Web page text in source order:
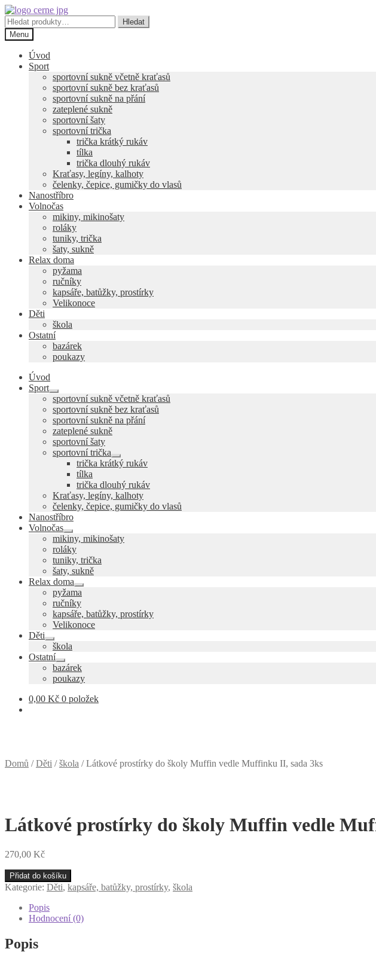
Přeskočit
na
navigaci
Přejít
k
obsahu
webu
Hledat:
Hledat
Menu
Úvod
Sport
sportovní sukně včetně kraťasů
sportovní sukně bez kraťasů
sportovní sukně na přání
zateplené sukně
sportovní šaty
sportovní trička
trička krátký rukáv
tílka
trička dlouhý rukáv
Kraťasy, legíny, kalhoty
čelenky, čepice, gumičky do vlasů
Nanostříbro
Volnočas
mikiny, mikinošaty
roláky
tuniky, trička
šaty, sukně
Relax doma
pyžama
ručníky
kapsáře, batůžky, prostírky
Velikonoce
Děti
škola
Ostatní
bazárek
poukazy
Úvod
Sport
Expand
child
menu
sportovní sukně včetně kraťasů
sportovní sukně bez kraťasů
sportovní sukně na přání
zateplené sukně
sportovní šaty
sportovní trička
Expand
child
trička krátký rukáv
tílka
trička dlouhý rukáv
Kraťasy, legíny, kalhoty
čelenky, čepice, gumičky do vlasů
Nanostříbro
Volnočas
Expand
child
menu
mikiny, mikinošaty
roláky
tuniky, trička
šaty, sukně
Relax doma
Expand
child
menu
pyžama
ručníky
kapsáře, batůžky, prostírky
Velikonoce
Děti
Expand
child
menu
škola
Ostatní
Expand
child
menu
bazárek
poukazy
0,00 Kč 0 položek
Domů /Děti /škola /Látkové prostírky do školy Muffin vedle Muffinku II, sada 3ks
Látkové prostírky do školy Muffin vedle
270,00 Kč
Látkové
prostírky
školy
Muffin
Muffinku
II,
Přidat do košíku
Kategorie: Děti, kapsáře, batůžky, prostírky, škola
Popis
Hodnocení (0)
Popis